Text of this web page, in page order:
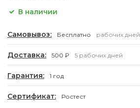
В наличии
Самовывоз: Бесплатно рабочих дней
Доставка: 500 ₽ 5 рабочих дней
Гарантия: 1 год
Сертификат: Ростест